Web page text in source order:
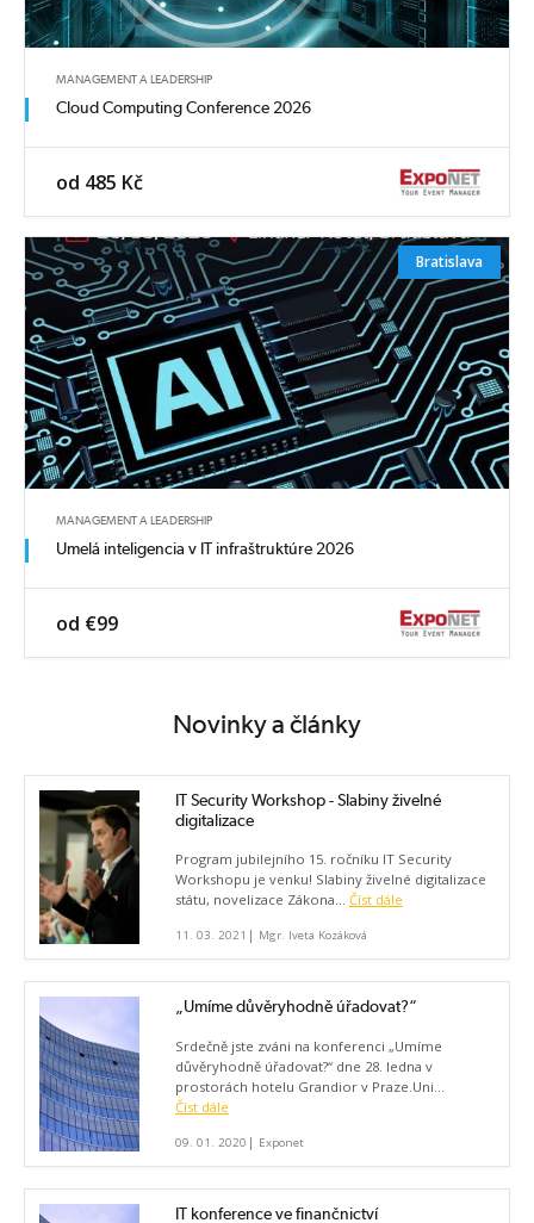
MANAGEMENT A LEADERSHIP
Cloud Computing Conference 2026
od 485 Kč
Bratislava
MANAGEMENT A LEADERSHIP
Umelá inteligencia v IT infraštruktúre 2026
od €99
Novinky a články
IT Security Workshop - Slabiny živelné
digitalizace
Program jubilejního 15. ročníku IT Security
Workshopu je venku! Slabiny živelné digitalizace
státu, novelizace Zákona... Číst dále
11. 03. 2021 | Mgr. Iveta Kozáková
„Umíme důvěryhodně úřadovat?“
Srdečně jste zváni na konferenci „Umíme
důvěryhodně úřadovat?“ dne 28. ledna v
prostorách hotelu Grandior v Praze.Uni...
Číst dále
09. 01. 2020 | Exponet
IT konference ve finančnictví